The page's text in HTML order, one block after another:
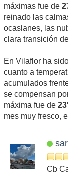
máximas fue de
reinado las
ocaslanes, las
clara transición
En Vilaflor ha
cuanto a
acumulados
se compensan
máxima fue de
mes muy fresco,
Cb